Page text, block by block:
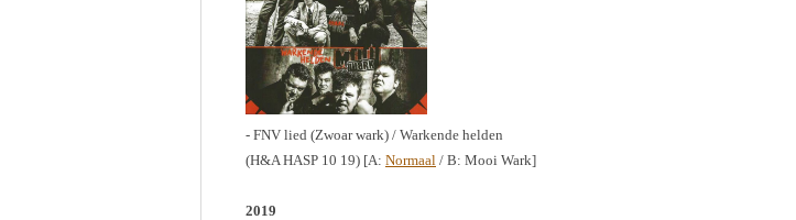
- FNV lied (Zwoar wark) / Warkende helden
(H&A HASP 10 19) [A: Normaal / B: Mooi Wark]
2019